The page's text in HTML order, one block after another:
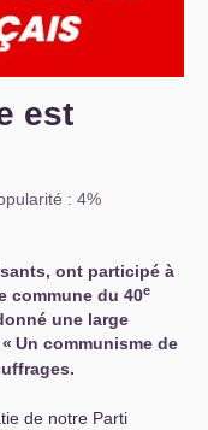
est
: 4%
ont participé à
commune du 40e
une large
Un communisme de
de notre Parti